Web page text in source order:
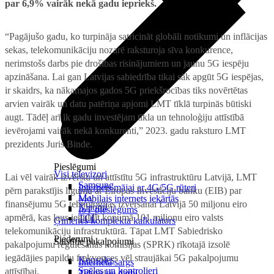
Pieslēgumi
Internets mājai ar 4G/5G rūteri
Mobilais internets iekārtās
IoT pieslēgums
Ģimenes komplekta kalkulators
Saistītie pakalpojumi
Interneta sargs
Visi televizori
Samsung
LG
Xiaomi
TCL
Piederumi
Konsoles
Spēles un kontrolieri
par 6,9% vairāk nekā gadu iepriekš.
“Pagājušo gadu, ko turpināja satricināt globāli notikumi un inflācijas
sekas, telekomunikāciju nozarē raksturoja sīva konkurence,
nerimstošs darbs pie drošības risinājumiem un jaunu 5G iespēju
apzināšana. Lai gan Latvijas sabiedrība tikai sāk apgūt 5G iespējas,
ir skaidrs, ka nākamajos gados 5G priekšrocības tiks novērtētas
arvien vairāk un datu patēriņa apjomi LMT tīklā turpinās būtiski
augt. Tādēļ arī ik gadu investējam tīkla un tehnoloģiju attīstībā
ievērojami vairāk nekā konkurenti,” 2023. gadu raksturo LMT
prezidents Juris Binde.
Lai vēl vairāk izvērstu un attīstītu 5G infrastruktūru Latvijā, LMT
pērn parakstījis līgumu ar Eiropas Investīciju banku (EIB) par
finansējumu 5G tehnoloģijas izvēršanai Latvijā 50 miljonu eiro
apmērā, kas ļaus ieguldīt kopumā 101 miljonu eiro valsts
telekomunikāciju infrastruktūrā. Tāpat LMT Sabiedrisko
pakalpojumu regulēšanas komisijas (SPRK) rīkotajā izsolē
iegādājies papildu frekvences vēl straujākai 5G pakalpojumu
attīstībai.